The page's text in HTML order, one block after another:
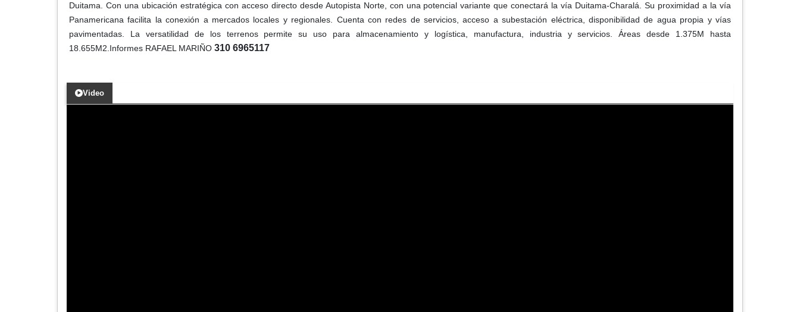
Duitama. Con una ubicación estratégica con acceso directo desde Autopista Norte, con una potencial variante que conectará la vía Duitama-Charalá. Su proximidad a la vía
Panamericana facilita la conexión a mercados locales y regionales. Cuenta con redes de servicios, acceso a subestación eléctrica, disponibilidad de agua propia y vías
pavimentadas. La versatilidad de los terrenos permite su uso para almacenamiento y logística, manufactura, industria y servicios. Áreas desde 1.375M hasta
18.655M2.Informes RAFAEL MARIÑO 310 6965117
Video